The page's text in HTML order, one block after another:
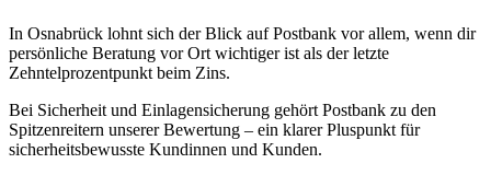
In Osnabrück lohnt sich der Blick auf Postbank vor allem, wenn dir
persönliche Beratung vor Ort wichtiger ist als der letzte
Zehntelprozentpunkt beim Zins.
Bei Sicherheit und Einlagensicherung gehört Postbank zu den
Spitzenreitern unserer Bewertung – ein klarer Pluspunkt für
sicherheitsbewusste Kundinnen und Kunden.